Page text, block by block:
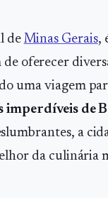
de Minas Gerais,
oferecer
uma viagem
imperdíveis de
a
da culinária